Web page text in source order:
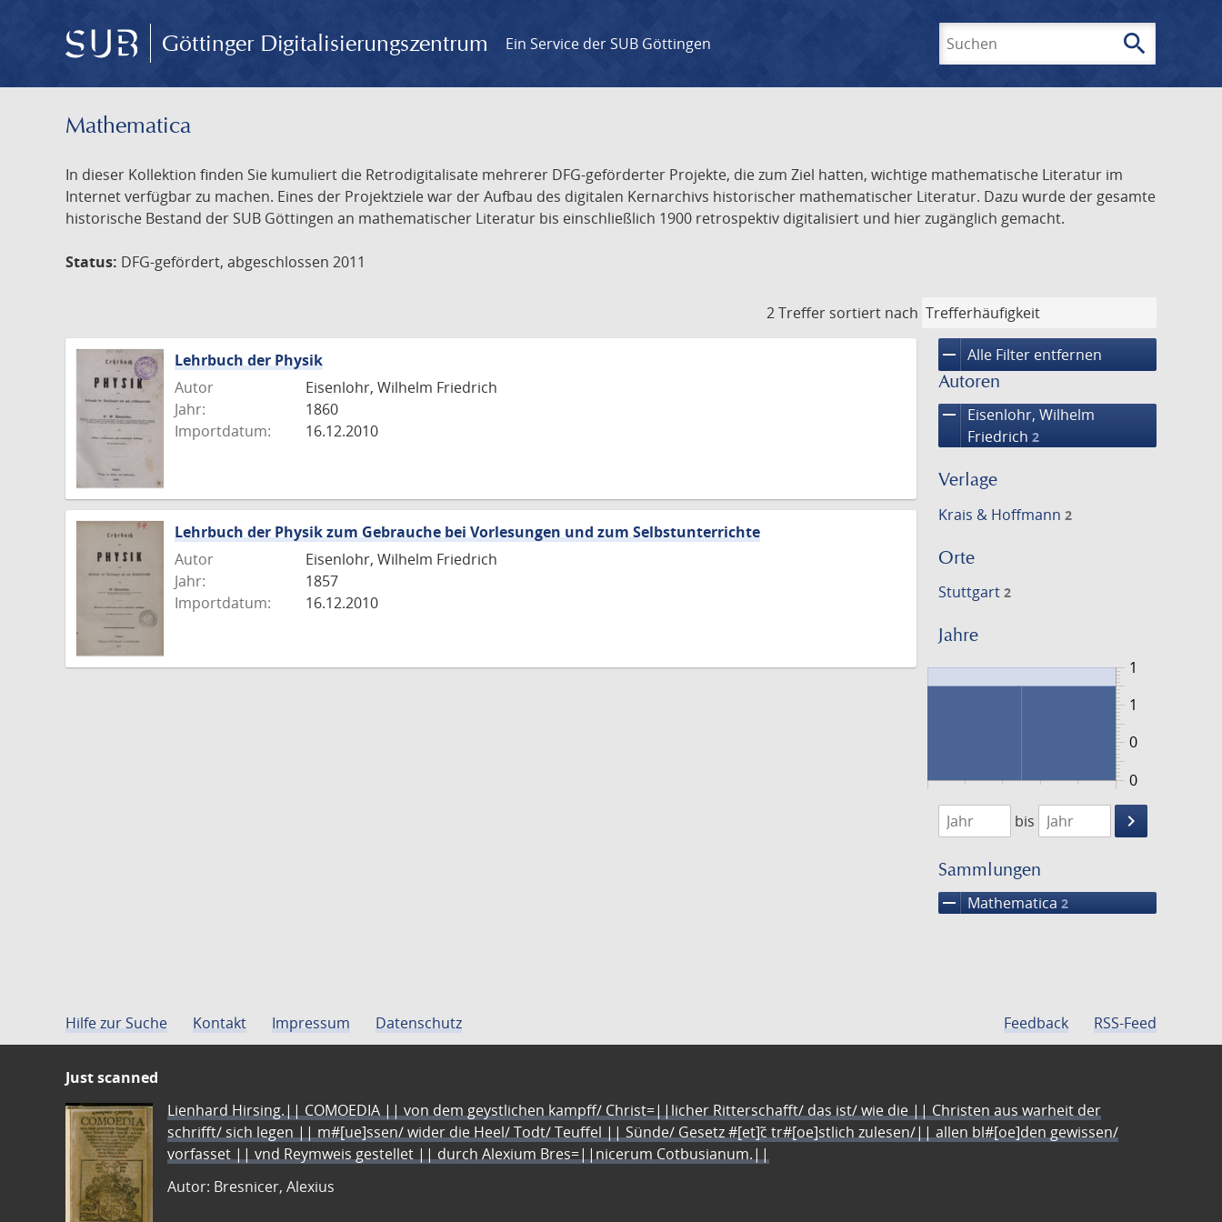
Göttinger Digitalisierungszentrum Ein Service der SUB Göttingen search
Mathematica
In dieser Kollektion finden Sie kumuliert die Retrodigitalisate mehrerer DFG-geförderter Projekte, die zum Ziel hatten, wichtige mathematische Literatur im
Internet verfügbar zu machen. Eines der Projektziele war der Aufbau des digitalen Kernarchivs historischer mathematischer Literatur. Dazu wurde der gesamte
historische Bestand der SUB Göttingen an mathematischer Literatur bis einschließlich 1900 retrospektiv digitalisiert und hier zugänglich gemacht.
Status: DFG-gefördert, abgeschlossen 2011
2 Treffer sortiert nach
remove Alle Filter entfernen
Autoren
remove
Eisenlohr, Wilhelm
Friedrich 2
Verlage
Krais & Hoffmann 2
Orte
Stuttgart 2
Jahre
0
1
0
1
1857
1863
bis
keyboard_arrow_right
Suche
Sammlungen
remove Mathematica 2
Lehrbuch der Physik
Autor
Eisenlohr, Wilhelm Friedrich
Jahr:
1860
Importdatum:
16.12.2010
Lehrbuch der Physik zum Gebrauche bei Vorlesungen und zum Selbstunterrichte
Autor
Eisenlohr, Wilhelm Friedrich
Jahr:
1857
Importdatum:
16.12.2010
Hilfe zur Suche Kontakt Impressum Datenschutz Feedback RSS-Feed
Just scanned
Lienhard Hirsing.|| COMOEDIA || von dem geystlichen kampff/ Christ=||licher Ritterschafft/ das ist/ wie die || Christen aus warheit der
schrifft/ sich legen || m#[ue]ssen/ wider die Heel/ Todt/ Teuffel || Sünde/ Gesetz #[et]c̃ tr#[oe]stlich zulesen/|| allen bl#[oe]den gewissen/
vorfasset || vnd Reymweis gestellet || durch Alexium Bres=||nicerum Cotbusianum.||
Autor: Bresnicer, Alexius